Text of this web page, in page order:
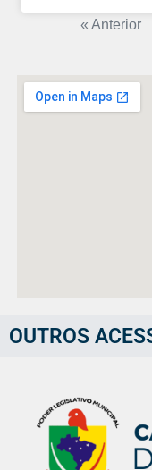
« Anterior
OUTROS